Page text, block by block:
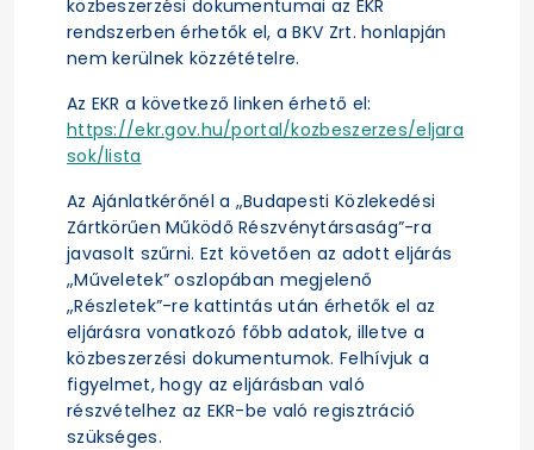
közbeszerzési dokumentumai az EKR
rendszerben érhetők el, a BKV Zrt. honlapján
nem kerülnek közzétételre.
Az EKR a következő linken érhető el:
https://ekr.gov.hu/portal/kozbeszerzes/eljara
sok/lista
Az Ajánlatkérőnél a „Budapesti Közlekedési
Zártkörűen Működő Részvénytársaság”-ra
javasolt szűrni. Ezt követően az adott eljárás
„Műveletek” oszlopában megjelenő
„Részletek”-re kattintás után érhetők el az
eljárásra vonatkozó főbb adatok, illetve a
közbeszerzési dokumentumok. Felhívjuk a
figyelmet, hogy az eljárásban való
részvételhez az EKR-be való regisztráció
szükséges.